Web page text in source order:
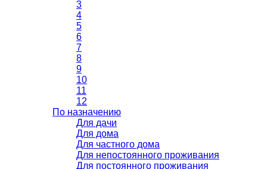
3
4
5
6
7
8
9
10
11
12
По назначению
Для дачи
Для дома
Для частного дома
Для непостоянного проживания
Для постоянного проживания